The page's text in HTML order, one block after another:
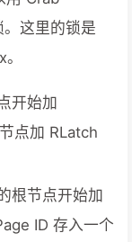
这里的锁是
开始加
点加 RLatch
根节点开始加
ID 存入一个